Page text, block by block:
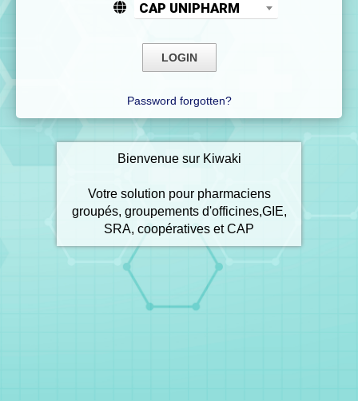
CAP UNIPHARM
Password forgotten?
Bienvenue sur Kiwaki
Votre solution pour pharmaciens
groupés, groupements d'officines,GIE,
SRA, coopératives et CAP